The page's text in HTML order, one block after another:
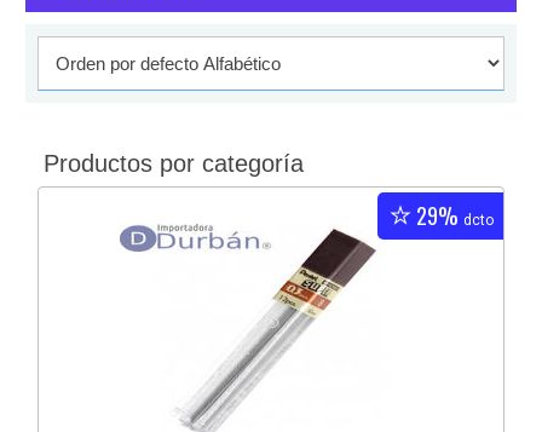
Productos por categoría
29% dcto